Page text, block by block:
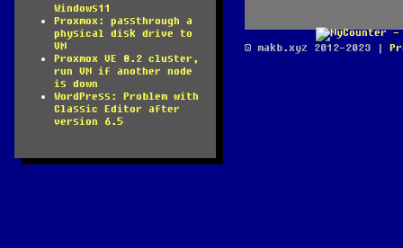
Windows11
Proxmox: passthrough a
physical disk drive to
VM
Proxmox VE 8.2 cluster,
run VM if another node
is down
WordPress: Problem with
Classic Editor after
version 6.5
© makb.xyz 2012-2023 |